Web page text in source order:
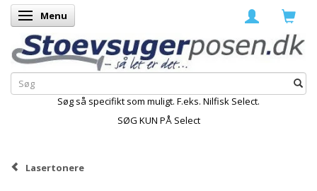
Skifte navigation
Menu
Søg så specifikt som muligt. F.eks. Nilfisk Select.
SØG KUN PÅ Select
Lasertonere